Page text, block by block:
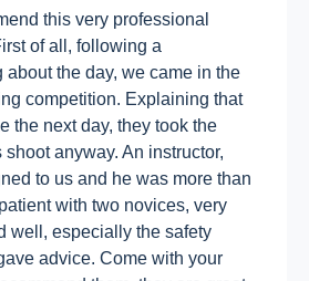
this very professional
of all, following a
about the day, we came in the
competition. Explaining that
the next day, they took the
anyway. An instructor,
to us and he was more than
with two novices, very
well, especially the safety
advice. Come with your